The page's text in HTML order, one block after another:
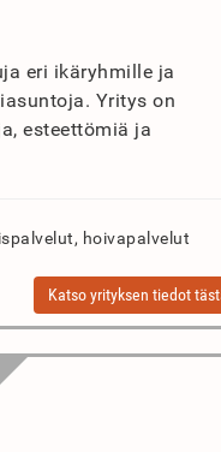
eri ikäryhmille ja
Yritys on
esteettömiä ja
hoivapalvelut
Katso yrityksen tiedot